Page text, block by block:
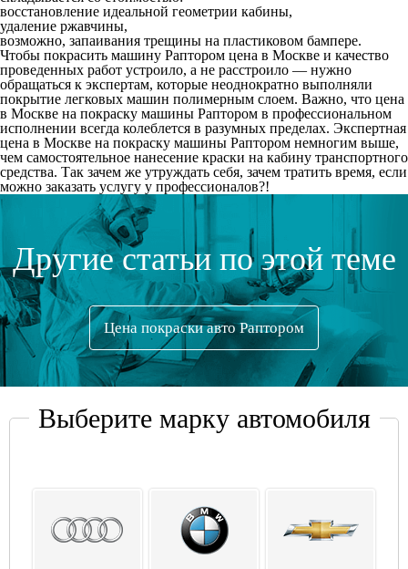
восстановление идеальной геометрии кабины,
удаление ржавчины,
возможно, запаивания трещины на пластиковом бампере.
Чтобы покрасить машину Раптором цена в Москве и качество
проведенных работ устроило, а не расстроило — нужно
обращаться к экспертам, которые неоднократно выполняли
покрытие легковых машин полимерным слоем. Важно, что цена
в Москве на покраску машины Раптором в профессиональном
исполнении всегда колеблется в разумных пределах. Экспертная
цена в Москве на покраску машины Раптором немногим выше,
чем самостоятельное нанесение краски на кабину транспортного
средства. Так зачем же утруждать себя, зачем тратить время, если
можно заказать услугу у профессионалов?!
Другие статьи по этой теме
Цена покраски авто Раптором
Выберите марку автомобиля